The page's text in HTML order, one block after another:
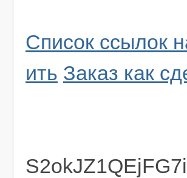
Список ссылок
ить Заказ как